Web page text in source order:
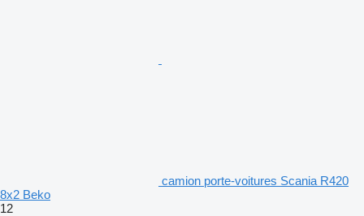
camion porte-voitures Scania R420
8x2 Beko
12